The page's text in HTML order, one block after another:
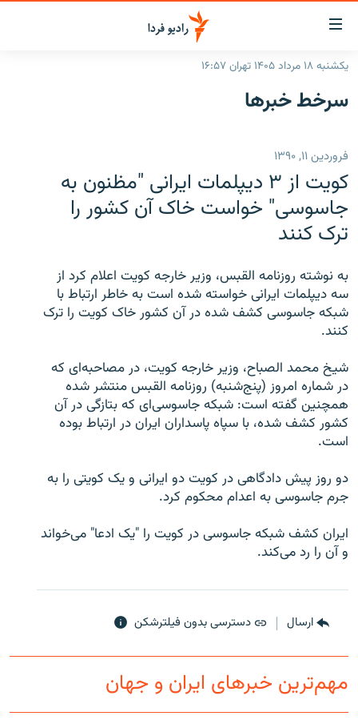
لینک‌های
قابلیت
دسترسی
بازگشت
اصلی
رفتن
صفحه
جستجو
ایران
رادیو
انتخاب کنید و بشنوید
برنامه‌های رادیویی
پادکست
چندرسانه‌ای
گزارش‌های ویدئویی
English
زبان‌های دیگر
یکشنبه ۱۸ مرداد ۱۴۰۵ تهران ۱۶:۵۷
سرخط‌ خبرها
فروردین ۱۱, ۱۳۹۰
کویت از ۳ دیپلمات ایرانی "مظنون به
جاسوسی" خواست خاک آن کشور را
ترک کنند
به نوشته روزنامه القبس، وزیر خارجه کویت اعلام کرد از
سه دیپلمات ایرانی خواسته شده است به خاطر ارتباط با
شبکه جاسوسی کشف شده در آن کشور خاک کویت را ترک
کنند.
شیخ محمد الصباح، وزیر خارجه کویت، در مصاحبه‌ای که
در شماره امروز (پنج‌شنبه) روزنامه القبس منتشر شده
همچنین گفته است: شبکه جاسوسی‌ای که بتازگی در آن
کشور کشف شده، با سپاه پاسداران ایران در ارتباط بوده
است.
دو روز پیش دادگاهی در کویت دو ایرانی و یک کویتی را به
جرم جاسوسی به اعدام محکوم کرد.
ایران کشف شبکه جاسوسی در کویت را "یک ادعا" می‌خواند
و آن را رد می‌کند.
ارسال دسترسی بدون فیلترشکن
مهم‌ترین خبرهای ایران و جهان